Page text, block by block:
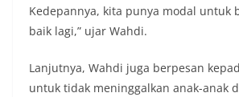
Kedepannya, kita punya modal untuk
baik lagi,” ujar Wahdi.
Lanjutnya, Wahdi juga berpesan
untuk tidak meninggalkan anak-anak